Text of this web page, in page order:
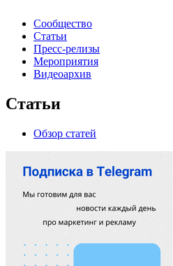
Сообщество
Статьи
Пресс-релизы
Мероприятия
Видеоархив
Статьи
Обзор статей